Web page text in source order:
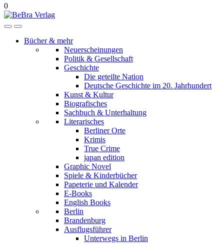
0
Bücher & mehr
Neuerscheinungen
Politik & Gesellschaft
Geschichte
Die geteilte Nation
Deutsche Geschichte im 20. Jahrhundert
Kunst & Kultur
Biografisches
Sachbuch & Unterhaltung
Literarisches
Berliner Orte
Krimis
True Crime
japan edition
Graphic Novel
Spiele & Kinderbücher
Papeterie und Kalender
E-Books
English Books
Berlin
Brandenburg
Ausflugsführer
Unterwegs in Berlin